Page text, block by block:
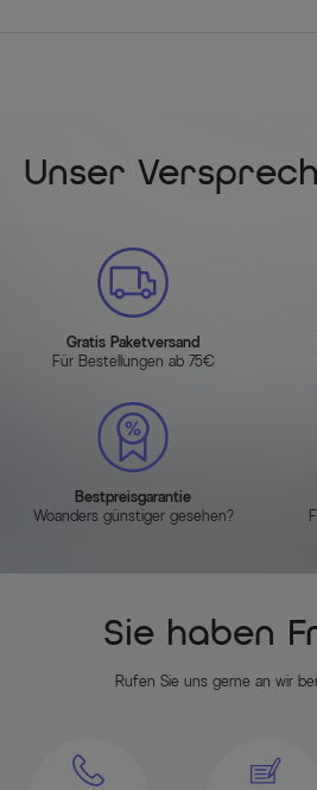
Unser
Gratis Paketversand
Für Bestellungen ab 75€
Bestpreisgarantie
Woanders günstiger gesehen?
Sie haben
Rufen Sie uns gerne an wir